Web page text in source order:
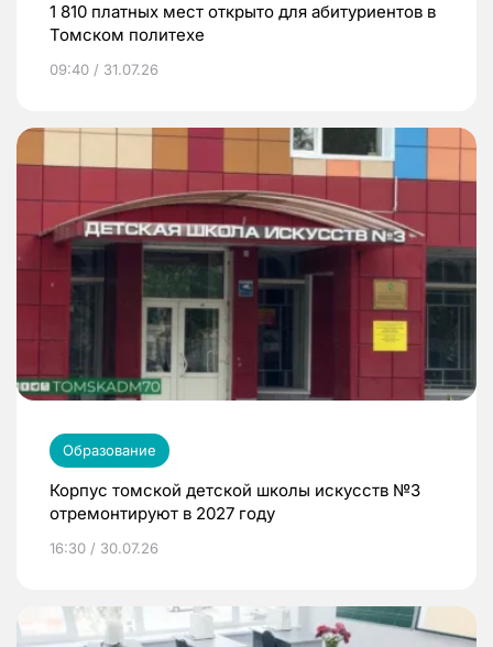
1 810 платных мест открыто для абитуриентов в
Томском политехе
09:40 / 31.07.26
Образование
Корпус томской детской школы искусств №3
отремонтируют в 2027 году
16:30 / 30.07.26